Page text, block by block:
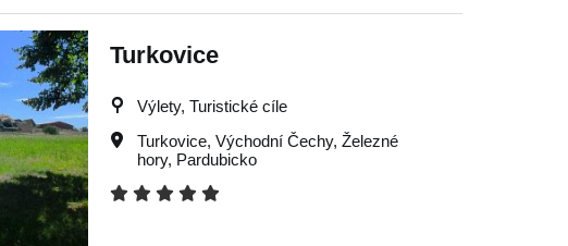
Turkovice
Výlety, Turistické cíle
Turkovice, Východní Čechy, Železné
hory, Pardubicko